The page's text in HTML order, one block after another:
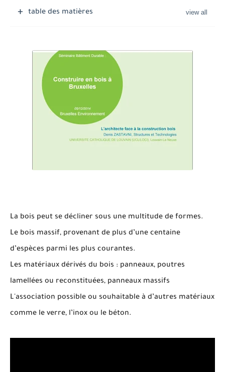
table des matières
La bois peut se décliner sous une multitude de formes.
Le bois massif, provenant de plus d’une centaine
d’espèces parmi les plus courantes.
Les matériaux dérivés du bois : panneaux, poutres
lamellées ou reconstituées, panneaux massifs
L'association possible ou souhaitable à d’autres matériaux
comme le verre, l’inox ou le béton.